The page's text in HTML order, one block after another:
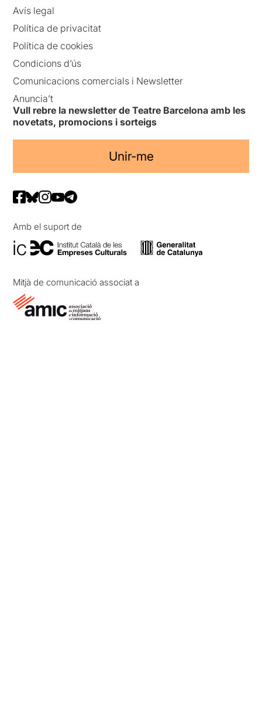
Avís legal
Política de privacitat
Política de cookies
Condicions d’ús
Comunicacions comercials i Newsletter
Anuncia’t
Vull rebre la newsletter de Teatre Barcelona amb les
novetats, promocions i sorteigs
Unir-me
Amb el suport de
Mitjà de comunicació associat a